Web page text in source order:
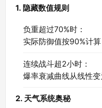
1. 隐藏数值规则
负重超过70%时：
实际防御值按90%计算
连续战斗超2小时：
爆率衰减曲线从线性
2. 天气系统奥秘